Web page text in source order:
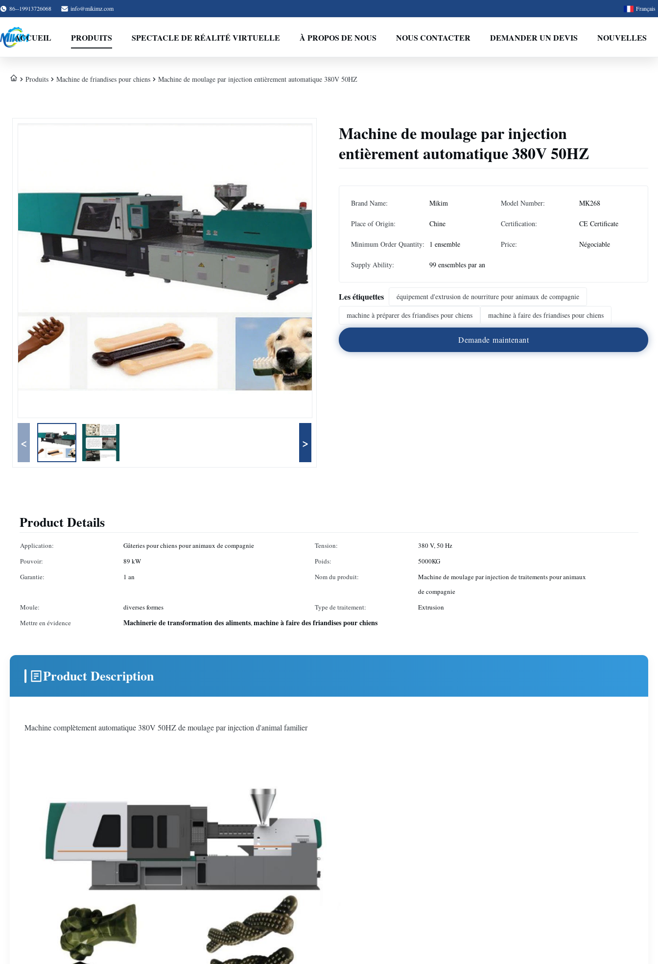
86--19913726068 info@mikimz.com Français
ACCUEIL PRODUITS SPECTACLE DE RÉALITÉ VIRTUELLE À PROPOS DE NOUS NOUS CONTACTER DEMANDER UN DEVIS NOUVELLES
Produits Machine de friandises pour chiens Machine de moulage par injection entièrement automatique 380V 50HZ
< >
Machine de moulage par injection
entièrement automatique 380V 50HZ
Brand Name: Mikim Model Number: MK268
Place of Origin: Chine Certification: CE Certificate
Minimum Order Quantity: 1 ensemble Price: Négociable
Supply Ability: 99 ensembles par an
Les étiquettes
équipement d'extrusion de nourriture pour animaux de compagnie
machine à préparer des friandises pour chiens
machine à faire des friandises pour chiens
Demande maintenant
Product Details
Application: Gâteries pour chiens pour animaux de compagnie Tension:
380 V, 50 Hz
Pouvoir:
89 kW Poids:
5000KG
Garantie:
1 an Nom du produit:
Machine de moulage par injection de traitements pour animaux
de compagnie
Moule:
diverses formes Type de traitement:
Extrusion
Mettre en évidence
Machinerie de transformation des aliments,machine à faire des friandises pour chiens
Product Description
Machine complètement automatique 380V 50HZ de moulage par injection d'animal familier